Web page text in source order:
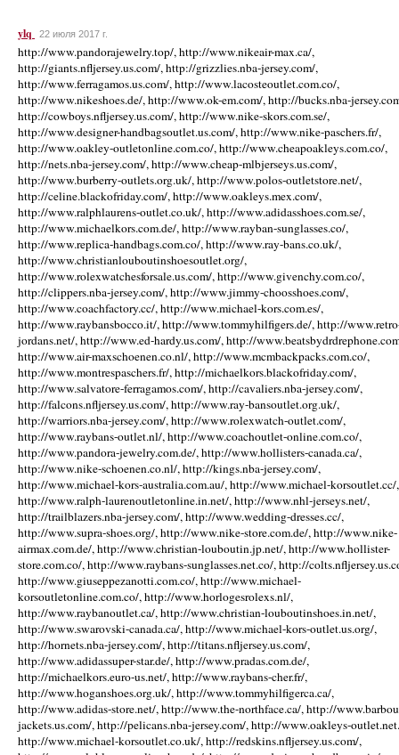
ylq 22 июля 2017 г.
http://www.pandorajewelry.top/, http://www.nikeair-max.ca/,
http://giants.nfljersey.us.com/, http://grizzlies.nba-jersey.com/,
http://www.ferragamos.us.com/, http://www.lacosteoutlet.com.co/,
http://www.nikeshoes.de/, http://www.ok-em.com/, http://bucks.nba-
http://cowboys.nfljersey.us.com/, http://www.nike-skors.com.se/,
http://www.designer-handbagsoutlet.us.com/, http://www.nike-paschers.fr/,
http://www.oakley-outletonline.com.co/, http://www.cheapoakleys.com.co/,
http://nets.nba-jersey.com/, http://www.cheap-mlbjerseys.us.com/,
http://www.burberry-outlets.org.uk/, http://www.polos-outletstore.net/,
http://celine.blackofriday.com/, http://www.oakleys.mex.com/,
http://www.ralphlaurens-outlet.co.uk/, http://www.adidasshoes.com.se/,
http://www.michaelkors.com.de/, http://www.rayban-sunglasses.co/,
http://www.replica-handbags.com.co/, http://www.ray-bans.co.uk/,
http://www.christianlouboutinshoesoutlet.org/,
http://www.rolexwatchesforsale.us.com/, http://www.givenchy.com.co/,
http://clippers.nba-jersey.com/, http://www.jimmy-choosshoes.com/,
http://www.coachfactory.cc/, http://www.michael-kors.com.es/,
http://www.raybansbocco.it/, http://www.tommyhilfigers.de/, http://
jordans.net/, http://www.ed-hardy.us.com/, http://
http://www.air-maxschoenen.co.nl/, http://www.mcmbackpacks.com.co/,
http://www.montrespaschers.fr/, http://michaelkors.blackofriday.com/,
http://www.salvatore-ferragamos.com/, http://cavaliers.nba-jersey.com/,
http://falcons.nfljersey.us.com/, http://www.ray-bansoutlet.org.uk/,
http://warriors.nba-jersey.com/, http://www.rolexwatch-outlet.com/,
http://www.raybans-outlet.nl/, http://www.coachoutlet-online.com.co/,
http://www.pandora-jewelry.com.de/, http://www.hollisters-canada.ca/,
http://www.nike-schoenen.co.nl/, http://kings.nba-jersey.com/,
http://www.michael-kors-australia.com.au/, http://www.michael-korsoutlet.cc/,
http://www.ralph-laurenoutletonline.in.net/, http://www.nhl-jerseys.net/,
http://trailblazers.nba-jersey.com/, http://www.wedding-dresses.cc/,
http://www.supra-shoes.org/, http://www.nike-store.com.de/, http://www.nike-
airmax.com.de/, http://www.christian-louboutin.jp.net/, http://www.hollister-
store.com.co/, http://www.raybans-sunglasses.net.co/, http://
http://www.giuseppezanotti.com.co/, http://www.michael-
korsoutletonline.com.co/, http://www.horlogesrolexs.nl/,
http://www.raybanoutlet.ca/, http://www.christian-louboutinshoes.in.net/,
http://www.swarovski-canada.ca/, http://www.michael-kors-outlet.us.org/,
http://hornets.nba-jersey.com/, http://titans.nfljersey.us.com/,
http://www.adidassuper-star.de/, http://www.pradas.com.de/,
http://michaelkors.euro-us.net/, http://www.raybans-cher.fr/,
http://www.hoganshoes.org.uk/, http://www.tommyhilfigerca.ca/,
http://www.adidas-store.net/, http://www.the-northface.ca/, http://
jackets.us.com/, http://pelicans.nba-jersey.com/, http://www.oakleys-
http://www.michael-korsoutlet.co.uk/, http://redskins.nfljersey.us.com/,